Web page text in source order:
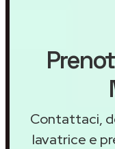
Contattaci,
lavatrice e